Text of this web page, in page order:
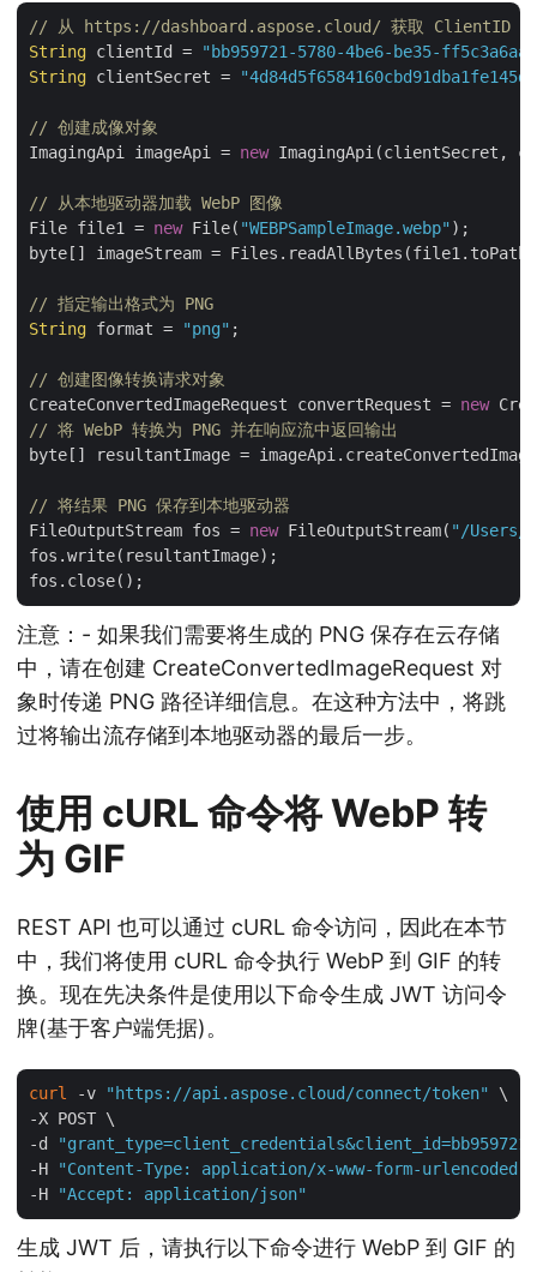
// 从 https://dashboard.aspose.cloud/ 获取 ClientID
String clientId =
"bb959721-5780-4be6-be35-
String clientSecret =
// 创建成像对象
ImagingApi imageApi = new ImagingApi(clientSecret,
// 从本地驱动器加载 WebP 图像
File file1 = new File( "WEBPSampleImage.webp" );
byte[] imageStream =
// 指定输出格式为 PNG
String format = "png" ;
// 创建图像转换请求对象
CreateConvertedImageRequest convertRequest = new
// 将 WebP 转换为 PNG 并在响应流中返回输出
byte[] resultantImage =
// 将结果 PNG 保存到本地驱动器
FileOutputStream fos = new FileOutputStream( "/Users/
fos.write(resultantImage);
注意：- 如果我们需要将生成的 PNG 保存在云存储
中，请在创建 CreateConvertedImageRequest 对
象时传递 PNG 路径详细信息。在这种方法中，将跳
过将输出流存储到本地驱动器的最后一步。
使用 cURL 命令将 WebP 转
为 GIF
REST API 也可以通过 cURL 命令访问，因此在本节
中，我们将使用 cURL 命令执行 WebP 到 GIF 的转
换。现在先决条件是使用以下命令生成 JWT 访问令
牌(基于客户端凭据)。
curl -v "https://api.aspose.cloud/connect/token"
\
-X POST \
-d
"grant_type=client_credentials&client_id=bb959721-
-H
"Content-Type: application/x-www-form-urlencoded"
-H
"Accept: application/json"
生成 JWT 后，请执行以下命令进行 WebP 到 GIF 的